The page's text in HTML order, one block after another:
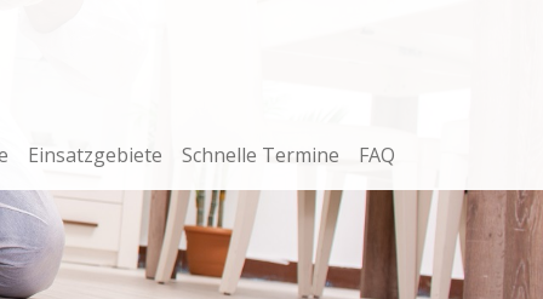
Einsatzgebiete Schnelle Termine FAQ